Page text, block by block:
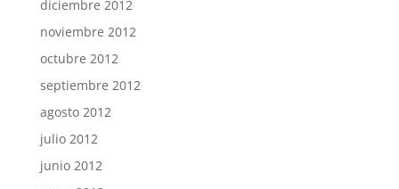
diciembre 2012
noviembre 2012
octubre 2012
septiembre 2012
agosto 2012
julio 2012
junio 2012